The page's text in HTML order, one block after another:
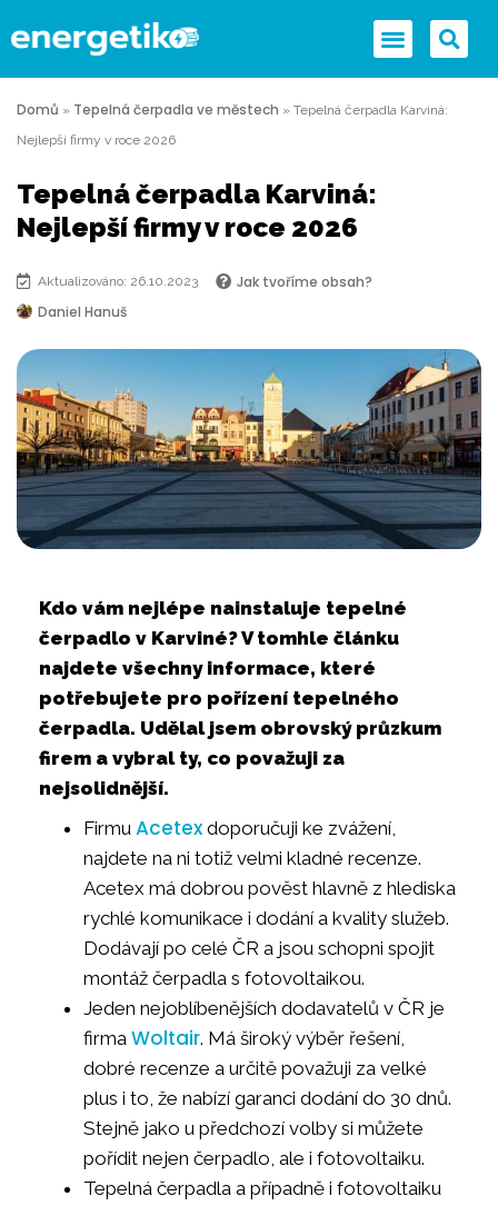
Domů » Tepelná čerpadla ve městech » Tepelná čerpadla Karviná:
Nejlepší firmy v roce 2026
Tepelná čerpadla Karviná:
Nejlepší firmy v roce 2026
Aktualizováno: 26.10.2023
Jak tvoříme obsah?
Daniel Hanuš
Kdo vám nejlépe nainstaluje tepelné
čerpadlo v Karviné? V tomhle článku
najdete všechny informace, které
potřebujete pro pořízení tepelného
čerpadla. Udělal jsem obrovský průzkum
firem a vybral ty, co považuji za
nejsolidnější.
Firmu Acetex doporučuji ke zvážení,
najdete na ni totiž velmi kladné recenze.
Acetex má dobrou pověst hlavně z hlediska
rychlé komunikace i dodání a kvality služeb.
Dodávají po celé ČR a jsou schopni spojit
montáž čerpadla s fotovoltaikou.
Jeden nejoblíbenějších dodavatelů v ČR je
firma Woltair. Má široký výběr řešení,
dobré recenze a určitě považuji za velké
plus i to, že nabízí garanci dodání do 30 dnů.
Stejně jako u předchozí volby si můžete
pořídit nejen čerpadlo, ale i fotovoltaiku.
Tepelná čerpadla a případně i fotovoltaiku